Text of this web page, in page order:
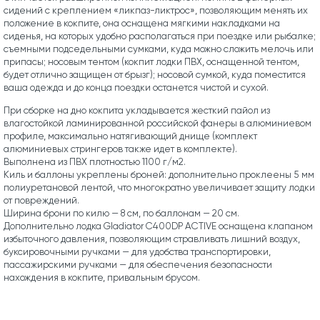
сидений с креплением «ликпаз-ликтрос», позволяющим менять их
положение в кокпите, она оснащена мягкими накладками на
сиденья, на которых удобно располагаться при поездке или рыбалке;
съемными подседельными сумками, куда можно сложить мелочь или
припасы; носовым тентом (кокпит лодки ПВХ, оснащенной тентом,
будет отлично защищен от брызг); носовой сумкой, куда поместится
ваша одежда и до конца поездки останется чистой и сухой.
При сборке на дно кокпита укладывается жесткий пайол из
влагостойкой ламинированной российской фанеры в алюминиевом
профиле, максимально натягивающий днище (комплект
алюминиевых стрингеров также идет в комплекте).
Выполнена из ПВХ плотностью 1100 г/м2.
Киль и баллоны укреплены броней: дополнительно проклеены 5 мм
полиуретановой лентой, что многократно увеличивает защиту лодки
от повреждений.
Ширина брони по килю — 8 см, по баллонам — 20 см.
Дополнительно лодка Gladiator C400DP ACTIVE оснащена клапаном
избыточного давления, позволяющим стравливать лишний воздух,
буксировочными ручками — для удобства транспортировки,
пассажирскими ручками — для обеспечения безопасности
нахождения в кокпите, привальным брусом.